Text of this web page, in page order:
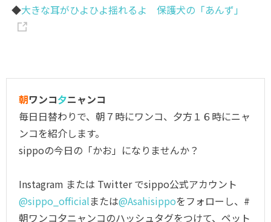
◆大きな耳がひよひよ揺れるよ 保護犬の「あんず」
朝ワンコ夕ニャンコ
毎日日替わりで、朝７時にワンコ、夕方１６時にニャ
ンコを紹介します。
sippoの今日の「かお」になりませんか？
Instagram または Twitter でsippo公式アカウント
@sippo_officialまたは@Asahisippoをフォローし、#
朝ワンコ夕ニャンコのハッシュタグをつけて、ペット